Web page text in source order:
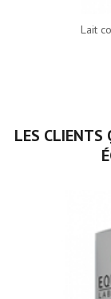
Lait
LES CLIENTS